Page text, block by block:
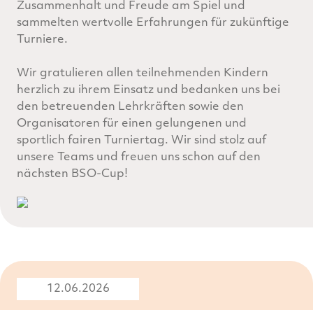
Zusammenhalt und Freude am Spiel und
sammelten wertvolle Erfahrungen für zukünftige
Turniere.
Wir gratulieren allen teilnehmenden Kindern
herzlich zu ihrem Einsatz und bedanken uns bei
den betreuenden Lehrkräften sowie den
Organisatoren für einen gelungenen und
sportlich fairen Turniertag. Wir sind stolz auf
unsere Teams und freuen uns schon auf den
nächsten BSO-Cup!
12.06.2026